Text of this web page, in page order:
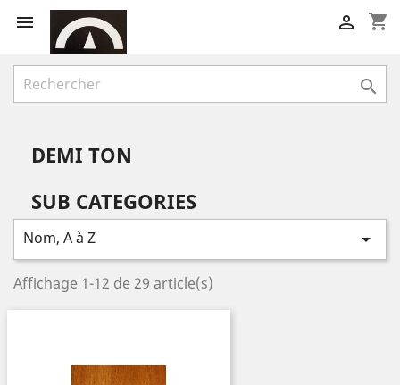
 shopping_cart


DEMI TON
SUB CATEGORIES
Nom, A à Z 
Affichage 1-12 de 29 article(s)